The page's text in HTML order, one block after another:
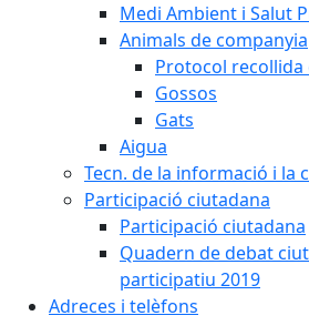
Medi Ambient i Salut
Animals de companyia
Protocol recollida
Gossos
Gats
Aigua
Tecn. de la informació i la
Participació ciutadana
Participació ciutadana
Quadern de debat
participatiu 2019
Adreces i telèfons